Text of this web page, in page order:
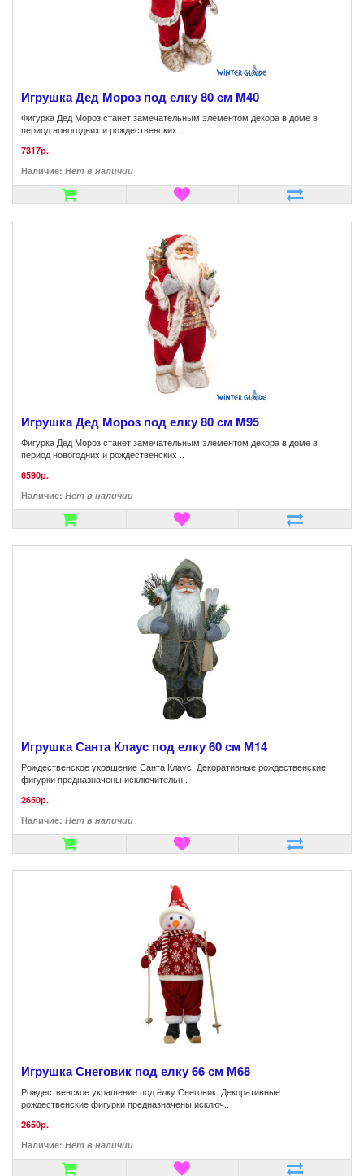
Игрушка Дед Мороз под елку 80 см M40
Фигурка Дед Мороз станет замечательным элементом декора в доме в
период новогодних и рождественских ..
7317р.
Наличие: Нет в наличии
Игрушка Дед Мороз под елку 80 см M95
Фигурка Дед Мороз станет замечательным элементом декора в доме в
период новогодних и рождественских ..
6590р.
Наличие: Нет в наличии
Игрушка Санта Клаус под елку 60 см М14
Рождественское украшение Санта Клаус. Декоративные рождественские
фигурки предназначены исключительн..
2650р.
Наличие: Нет в наличии
Игрушка Снеговик под елку 66 см М68
Рождественское украшение под ёлку Снеговик. Декоративные
рождественские фигурки предназначены исключ..
2650р.
Наличие: Нет в наличии